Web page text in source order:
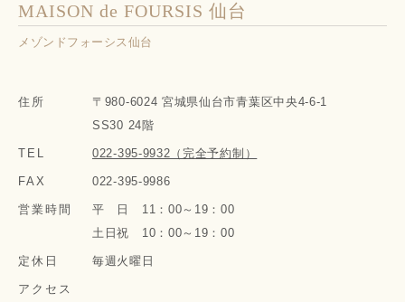
MAISON de FOURSIS 仙台
メゾンドフォーシス仙台
住所
〒980-6024 宮城県仙台市青葉区中央4-6-1
SS30 24階
TEL 022-395-9932（完全予約制）
FAX 022-395-9986
営業時間
平 日 11：00～19：00
土日祝 10：00～19：00
定休日 毎週火曜日
アクセス